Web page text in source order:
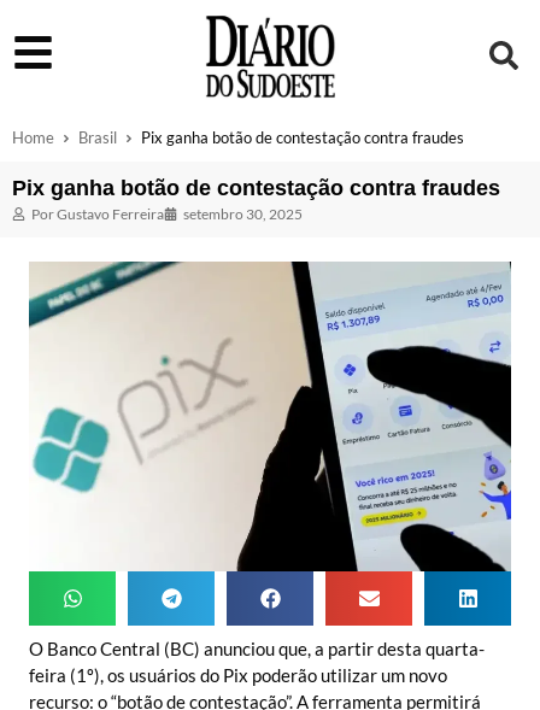
Home Brasil Pix ganha botão de contestação contra fraudes
Pix ganha botão de contestação contra fraudes
PorGustavo Ferreira setembro 30, 2025
O Banco Central (BC) anunciou que, a partir desta quarta-
feira (1º), os usuários do Pix poderão utilizar um novo
recurso: o “botão de contestação”. A ferramenta permitirá